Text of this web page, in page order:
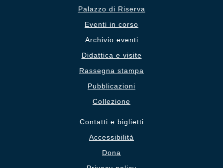
Palazzo di Riserva
Eventi in corso
Archivio eventi
Didattica e visite
Rassegna stampa
Pubblicazioni
Collezione
Contatti e biglietti
Accessibilità
Dona